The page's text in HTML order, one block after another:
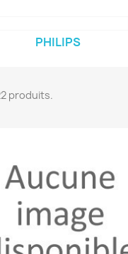
PHILIPS
produits.